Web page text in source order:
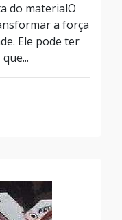
do materialO
a força
Ele pode ter